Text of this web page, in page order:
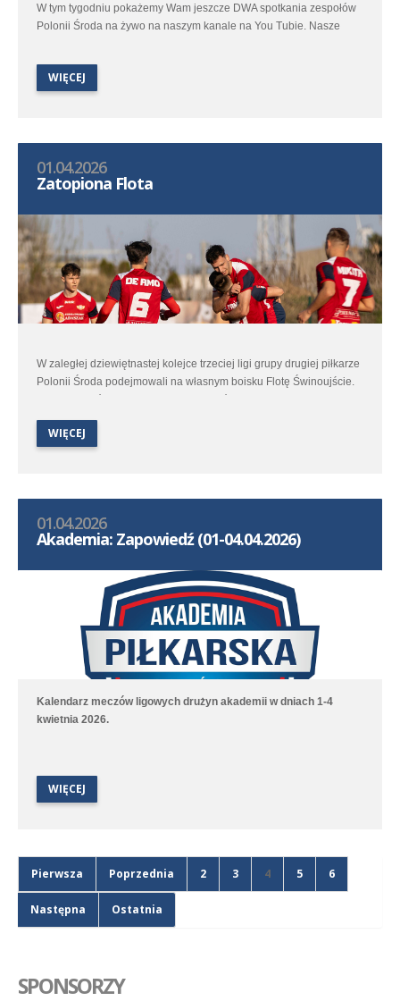
W tym tygodniu pokażemy Wam jeszcze DWA spotkania zespołów
Polonii Środa na żywo na naszym kanale na You Tubie. Nasze
meczem Betclic III ligi w którym zespół Polonii Środa zmierzy się z
Lipnem Stęszew.
WIĘCEJ
01.04.2026
Zatopiona Flota
W zaległej dziewiętnastej kolejce trzeciej ligi grupy drugiej piłkarze
Polonii Środa podejmowali na własnym boisku Flotę Świnoujście.
Spotkanie które pierwotnie miało odbyć się w listopadzie ze
początek kwietnia.
WIĘCEJ
01.04.2026
Akademia: Zapowiedź (01-04.04.2026)
Kalendarz meczów ligowych drużyn akademii w dniach 1-4
kwietnia 2026.
WIĘCEJ
Pierwsza Poprzednia 2 3 4 5 6
Następna Ostatnia
SPONSORZY